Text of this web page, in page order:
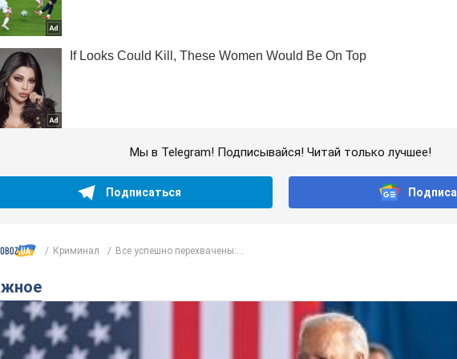
Мы в Telegram! Подписывайся! Читай только лучшее!
Подписаться
Криминал Все успешно перехвачены:...